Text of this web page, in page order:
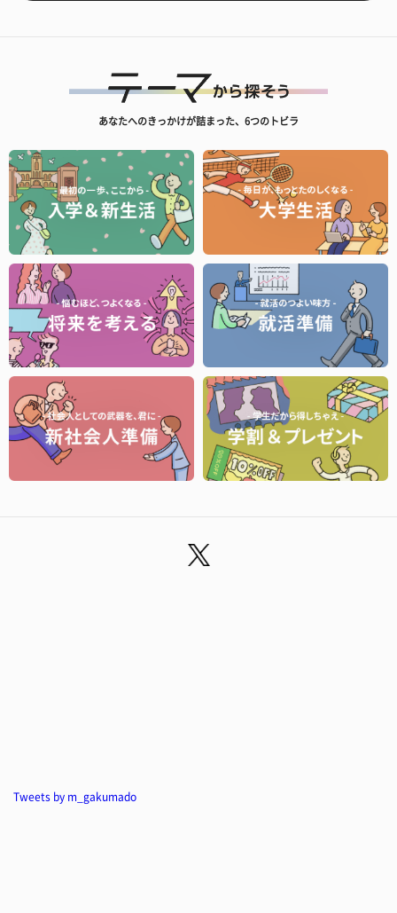
あなたへのきっかけが詰まった、6つのトビラ
Tweets by m_gakumado